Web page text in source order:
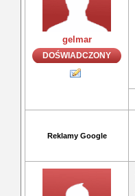
gelmar
DOŚWIADCZONY
Reklamy Google